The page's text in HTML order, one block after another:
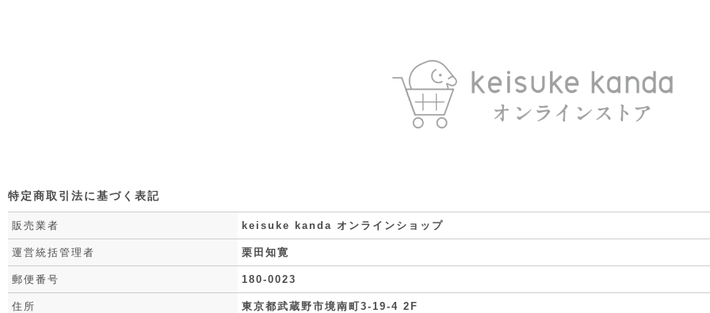
特定商取引法に基づく表記
販売業者 keisuke kanda オンラインショップ
運営統括管理者 栗田知寛
郵便番号 180-0023
住所 東京都武蔵野市境南町3-19-4 2F